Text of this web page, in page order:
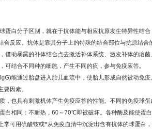
蛋白分子区别，就在于抗体能与相应抗原发生特异性结
反应。抗体是靠其分子上的特殊的结合部位与抗原结合
借助暴露的补体结合点去激活补体系统、激发补体的溶菌
可结合不同种的细胞，产生不同的疚，参与免疫应答。
能通过胎盘进入胎儿血流中，使胎儿形成自然被动免疫
因素。
，也具有刺激机体产生免疫应答的性能。不同的免疫球蛋
白相同：不耐热， 60～70℃即被破坏。各种酶及能使蛋
可用硫酸铵或*从免疫血清中沉淀出含有抗体的球蛋白，